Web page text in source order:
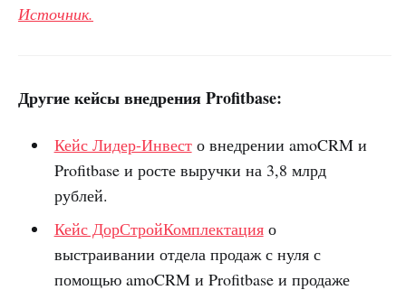
Источник.
Другие кейсы внедрения Profitbase:
Кейс Лидер-Инвесто внедрении amoCRM и
Profitbase и росте выручки на 3,8 млрд
рублей.
Кейс ДорСтройКомплектацияо
выстраивании отдела продаж с нуля с
помощью amoCRM и Profitbase и продаже